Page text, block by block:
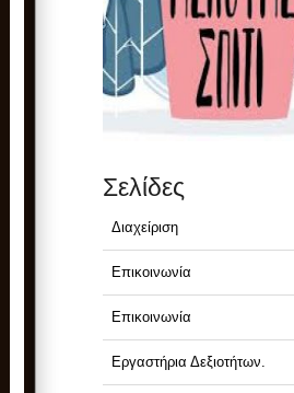
Σελίδες
Διαχείριση
Επικοινωνία
Επικοινωνία
Εργαστήρια Δεξιοτήτων.